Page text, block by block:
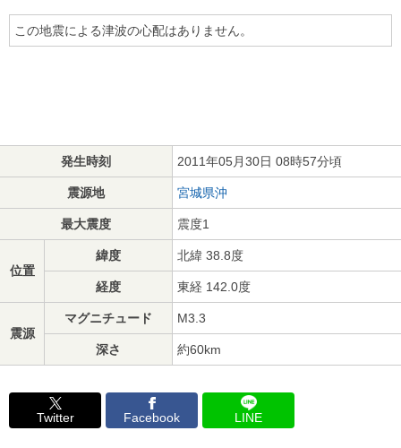
この地震による津波の心配はありません。
発生時刻 2011年05月30日 08時57分頃
震源地 宮城県沖
最大震度 震度1
位置
緯度 北緯 38.8度
経度 東経 142.0度
震源
マグニチュード M3.3
深さ 約60km
Twitter Facebook LINE